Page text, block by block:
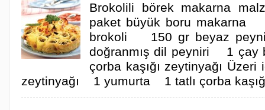
Brokolili börek makarna
paket büyük boru
brokoli 150 gr beyaz
doğranmış dil peyniri 1
çorba kaşığı zeytinyağı
zeytinyağı 1 yumurta 1 tatlı çorba